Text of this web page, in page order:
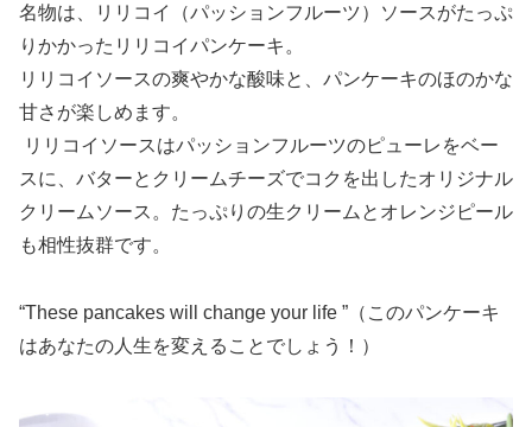
名物は、リリコイ（パッションフルーツ）ソースがたっぷ
りかかったリリコイパンケーキ。
リリコイソースの爽やかな酸味と、パンケーキのほのかな
甘さが楽しめます。
リリコイソースはパッションフルーツのピューレをベー
スに、バターとクリームチーズでコクを出したオリジナル
クリームソース。たっぷりの生クリームとオレンジピール
も相性抜群です。
“These pancakes will change your life ”（このパンケーキ
はあなたの人生を変えることでしょう！）